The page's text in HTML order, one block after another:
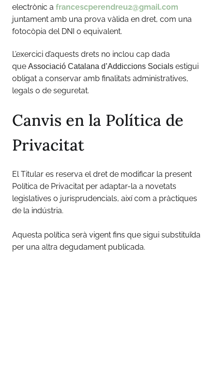
electrònic a francescperendreu2@gmail.com
juntament amb una prova vàlida en dret, com una
fotocòpia del DNI o equivalent.
L’exercici d’aquests drets no inclou cap dada
que Associació Catalana d’Addiccions Socials estigui
obligat a conservar amb finalitats administratives,
legals o de seguretat.
Canvis en la Política de
Privacitat
El Titular es reserva el dret de modificar la present
Política de Privacitat per adaptar-la a novetats
legislatives o jurisprudencials, així com a pràctiques
de la indústria.
Aquesta política serà vigent fins que sigui substituïda
per una altra degudament publicada.